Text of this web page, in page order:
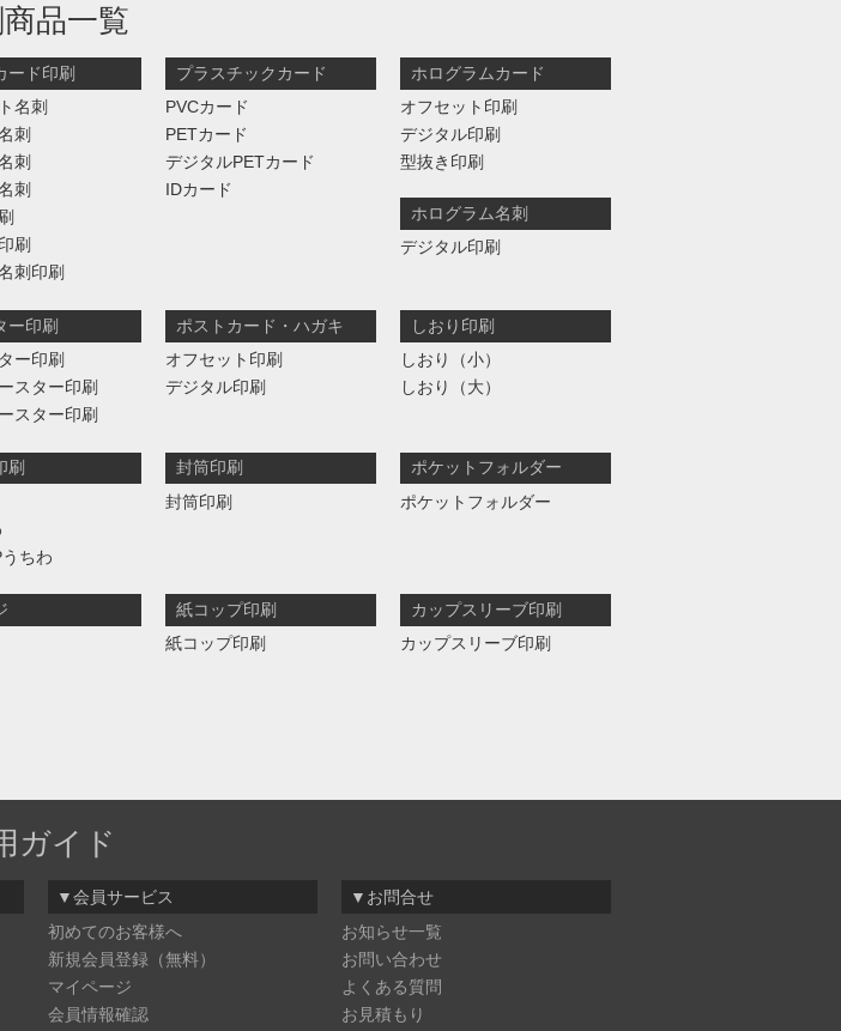
品一覧
ード印刷
名刺
刺
刺
刺
刷
刺印刷
プラスチックカード
PVCカード
PETカード
デジタルPETカード
IDカード
ホログラムカード
オフセット印刷
デジタル印刷
型抜き印刷
ホログラム名刺
デジタル印刷
ー印刷
ー印刷
スター印刷
スター印刷
ポストカード・ハガキ
オフセット印刷
デジタル印刷
しおり印刷
しおり（小）
しおり（大）
刷
ちわ
封筒印刷
封筒印刷
ポケットフォルダー
ポケットフォルダー
紙コップ印刷
紙コップ印刷
カップスリーブ印刷
カップスリーブ印刷
ガイド
▼会員サービス
初めてのお客様へ
新規会員登録（無料）
マイページ
会員情報確認
▼お問合せ
お知らせ一覧
お問い合わせ
よくある質問
お見積もり